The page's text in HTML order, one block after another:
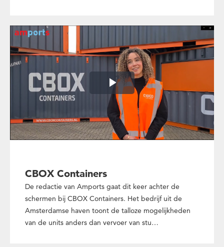
Play
Video
CBOX Containers
De redactie van Amports gaat dit keer achter de
schermen bij CBOX Containers. Het bedrijf uit de
Amsterdamse haven toont de talloze mogelijkheden
van de units anders dan vervoer van stu…